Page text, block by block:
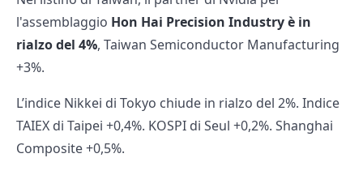
l'assemblaggio Hon Hai Precision Industry è in
rialzo del 4%, Taiwan Semiconductor Manufacturing
+3%.
L’indice Nikkei di Tokyo chiude in rialzo del 2%. Indice
TAIEX di Taipei +0,4%. KOSPI di Seul +0,2%. Shanghai
Composite +0,5%.